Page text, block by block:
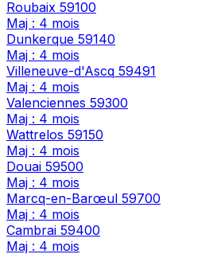
Roubaix 59100
Maj : 4 mois
Dunkerque 59140
Maj : 4 mois
Villeneuve-d'Ascq 59491
Maj : 4 mois
Valenciennes 59300
Maj : 4 mois
Wattrelos 59150
Maj : 4 mois
Douai 59500
Maj : 4 mois
Marcq-en-Barœul 59700
Maj : 4 mois
Cambrai 59400
Maj : 4 mois